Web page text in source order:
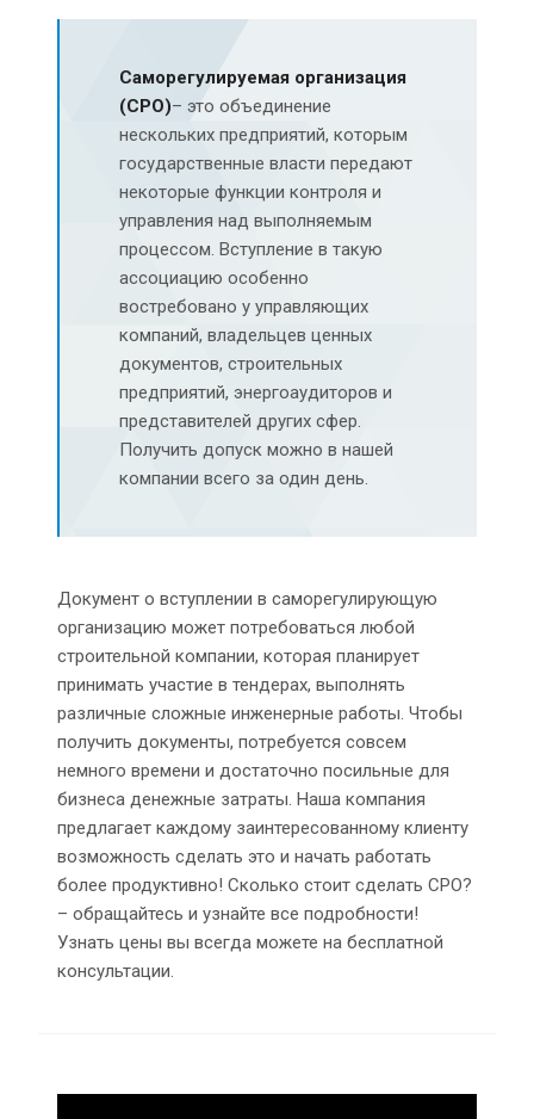
Саморегулируемая организация
(СРО)– это объединение
нескольких предприятий, которым
государственные власти передают
некоторые функции контроля и
управления над выполняемым
процессом. Вступление в такую
ассоциацию особенно
востребовано у управляющих
компаний, владельцев ценных
документов, строительных
предприятий, энергоаудиторов и
представителей других сфер.
Получить допуск можно в нашей
компании всего за один день.
Документ о вступлении в саморегулирующую
организацию может потребоваться любой
строительной компании, которая планирует
принимать участие в тендерах, выполнять
различные сложные инженерные работы. Чтобы
получить документы, потребуется совсем
немного времени и достаточно посильные для
бизнеса денежные затраты. Наша компания
предлагает каждому заинтересованному клиенту
возможность сделать это и начать работать
более продуктивно! Сколько стоит сделать СРО?
– обращайтесь и узнайте все подробности!
Узнать цены вы всегда можете на бесплатной
консультации.